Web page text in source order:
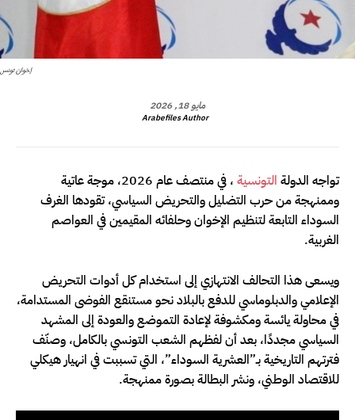
إخوان تونس
مايو 18, 2026
Arabefiles Author
تواجه الدولة التونسية
، في منتصف عام 2026، موجة عاتية
وممنهجة من حرب التضليل والتحريض السياسي، تقودها الغرف
السوداء التابعة لتنظيم الإخوان وحلفائه المقيمين في العواصم
الغربية.
ويسعى هذا التحالف الانتهازي إلى استخدام كل أدوات التحريض
الإعلامي والدبلوماسي للدفع بالبلاد نحو مستنقع الفوضى المستدامة،
في محاولة يائسة ومكشوفة لإعادة التموضع والعودة إلى المشهد
السياسي مجددًا، بعد أن لفظهم الشعب التونسي بالكامل، وصنّف
فترتهم التاريخية بـ”العشرية السوداء”، التي تسببت في انهيار هيكلي
للاقتصاد الوطني، ونشر البطالة بصورة ممنهجة.